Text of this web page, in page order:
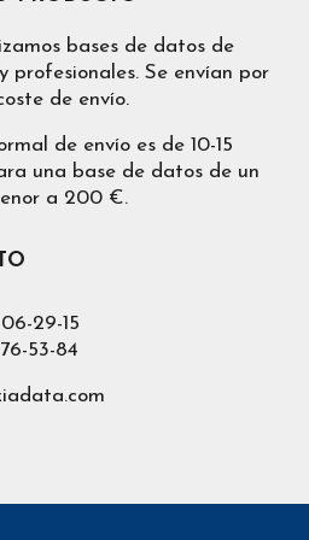
que se muestran en esta
compras). Tenemos descuentos
la zona geográfica de
le permitirá poner otra
España Alicante , Andalucía
Lista de
el cliente podrá acceder
De igual forma tendrá un solo
que más se ajuste al uso
bases de datos de
profesionales. Se envían por
de envío.
de envío es de 10-15
una base de datos de un
a 200 €.
29-15
53-84